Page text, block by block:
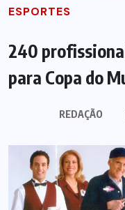
ESPORTES
240
para Copa do
REDAÇÃO